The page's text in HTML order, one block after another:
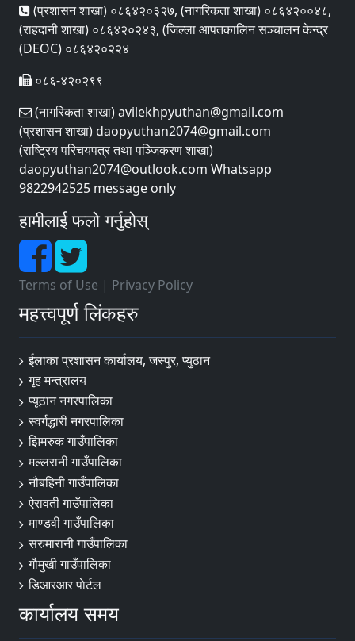
(प्रशासन शाखा) ०८६४२०३२७, (नागरिकता शाखा) ०८६४२००४८,
(राहदानी शाखा) ०८६४२०२४३, (जिल्ला आपतकालिन सञ्चालन केन्द्र
(DEOC) ०८६४२०२२४
०८६-४२०२९९
(नागरिकता शाखा) avilekhpyuthan@gmail.com
(प्रशासन शाखा) daopyuthan2074@gmail.com
(राष्ट्रिय परिचयपत्र तथा पञ्‍जिकरण शाखा)
daopyuthan2074@outlook.com Whatsapp
9822942525 message only
हामीलाई फलो गर्नुहोस्
Terms of Use | Privacy Policy
महत्त्वपूर्ण लिंकहरु
ईलाका प्रशासन कार्यालय, जस्पुर, प्युठान
गृह मन्त्रालय
प्यूठान नगरपालिका
स्वर्गद्धारी नगरपालिका
झिमरुक गाउँपालिका
मल्लरानी गाउँपालिका
नौबहिनी गाउँपालिका
ऐरावती गाउँपालिका
माण्डवी गाउँपालिका
सरुमारानी गाउँपालिका
गौमुखी गाउँपालिका
डिआरआर पाेर्टल
कार्यालय समय